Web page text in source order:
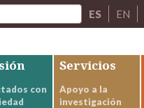
ES EN
con
Servicios
Apoyo a la
investigación